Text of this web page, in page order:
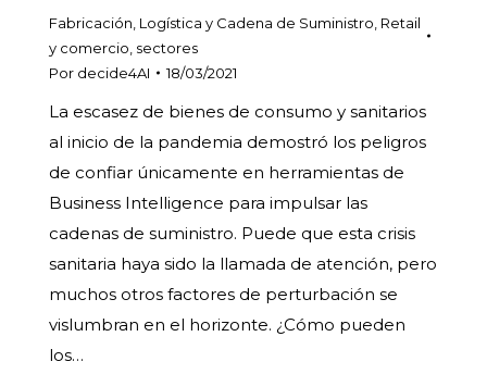
Fabricación Logística y Cadena de Suministro Retail
y comercio sectores
Por decide4AI 18/03/2021
La escasez de bienes de consumo y sanitarios
al inicio de la pandemia demostró los peligros
de confiar únicamente en herramientas de
Business Intelligence para impulsar las
cadenas de suministro. Puede que esta crisis
sanitaria haya sido la llamada de atención, pero
muchos otros factores de perturbación se
vislumbran en el horizonte. ¿Cómo pueden
los…